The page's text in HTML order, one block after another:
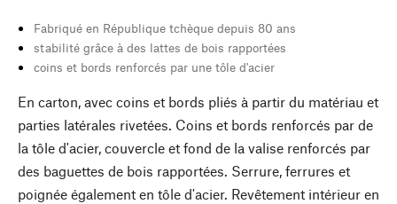
Fabriqué en République tchèque depuis 80 ans
stabilité grâce à des lattes de bois rapportées
coins et bords renforcés par une tôle d'acier
En carton, avec coins et bords pliés à partir du matériau et
parties latérales rivetées. Coins et bords renforcés par de
la tôle d'acier, couvercle et fond de la valise renforcés par
des baguettes de bois rapportées. Serrure, ferrures et
poignée également en tôle d'acier. Revêtement intérieur en